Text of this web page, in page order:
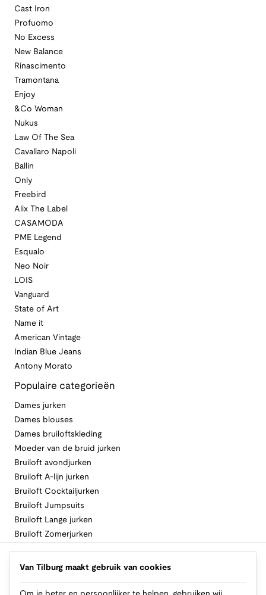
Cast Iron
Profuomo
No Excess
New Balance
Rinascimento
Tramontana
Enjoy
&Co Woman
Nukus
Law Of The Sea
Cavallaro Napoli
Ballin
Only
Freebird
Alix The Label
CASAMODA
PME Legend
Esqualo
Neo Noir
LOIS
Vanguard
State of Art
Name it
American Vintage
Indian Blue Jeans
Antony Morato
Populaire categorieën
Dames jurken
Dames blouses
Dames bruiloftskleding
Moeder van de bruid jurken
Bruiloft avondjurken
Bruiloft A-lijn jurken
Bruiloft Cocktailjurken
Bruiloft Jumpsuits
Bruiloft Lange jurken
Bruiloft Zomerjurken
Volg Van Tilburg
Van Tilburg maakt gebruik van cookies